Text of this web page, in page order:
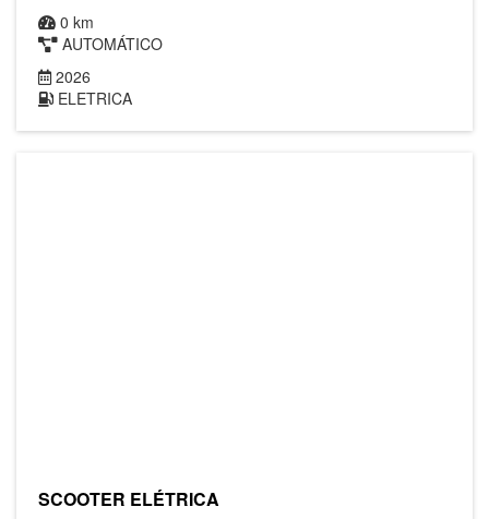
0 km
AUTOMÁTICO
2026
ELETRICA
SCOOTER ELÉTRICA